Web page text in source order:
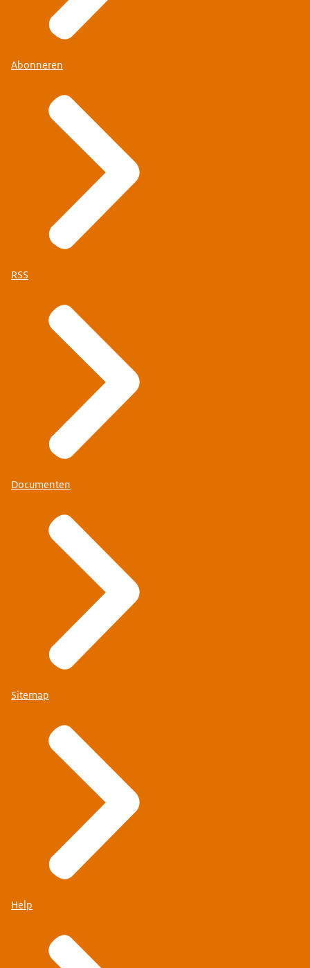
Abonneren
RSS
Documenten
Sitemap
Help